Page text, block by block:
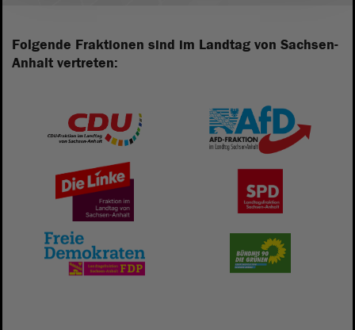
Folgende Fraktionen sind im Landtag von Sachsen-
Anhalt vertreten: